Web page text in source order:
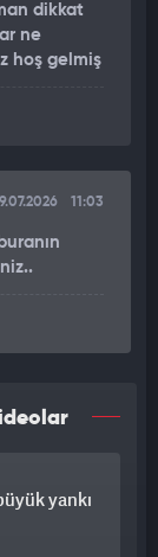
dikkat
ne
hoş gelmiş
11:03
yankı